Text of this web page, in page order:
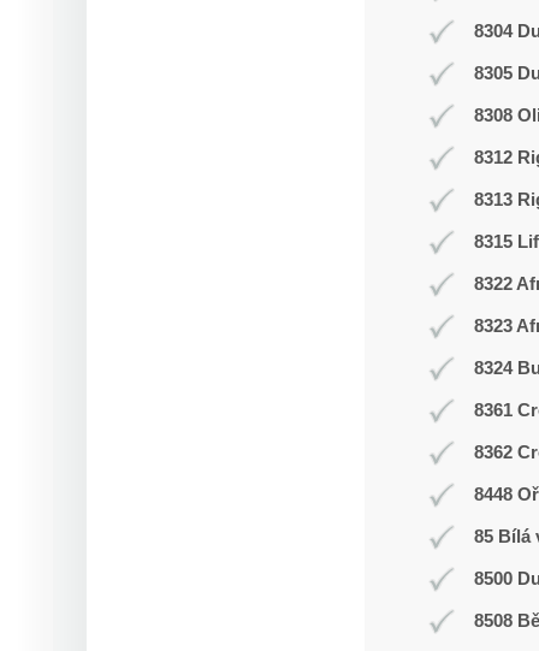
8304
8305
8308
8312
8313
8315
8322
8323
8324
8361
8362
8448
85 Bílá
8500
8508